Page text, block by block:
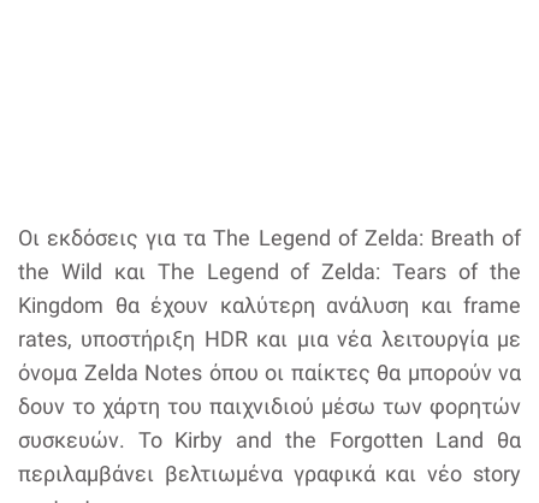
Οι εκδόσεις για τα The Legend of Zelda: Breath of
the Wild και The Legend of Zelda: Tears of the
Kingdom θα έχουν καλύτερη ανάλυση και frame
rates, υποστήριξη HDR και μια νέα λειτουργία με
όνομα Zelda Notes όπου οι παίκτες θα μπορούν να
δουν το χάρτη του παιχνιδιού μέσω των φορητών
συσκευών. Το Kirby and the Forgotten Land θα
περιλαμβάνει βελτιωμένα γραφικά και νέο story